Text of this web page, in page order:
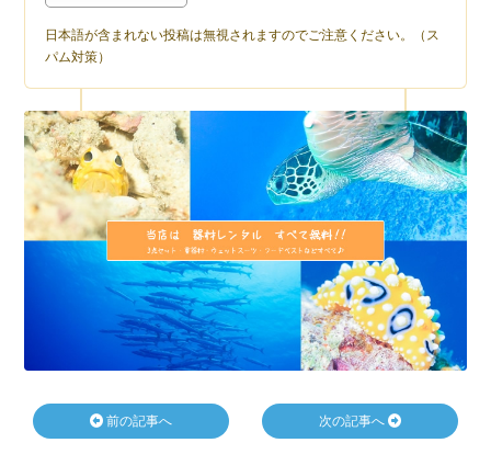
日本語が含まれない投稿は無視されますのでご注意ください。（ス
パム対策）
前の記事へ 次の記事へ